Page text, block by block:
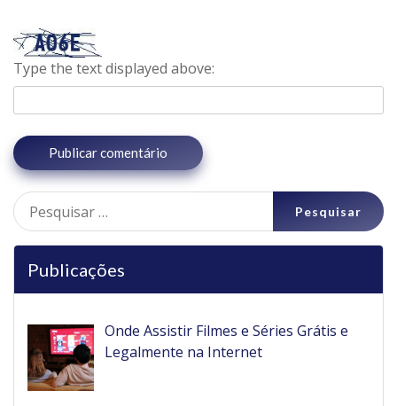
Type the text displayed above:
Pesquisar
por:
Publicações
Onde Assistir Filmes e Séries Grátis e
Legalmente na Internet